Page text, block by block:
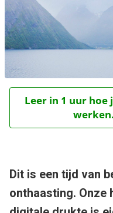
Leer in 1 uur
Dit is een tijd van
onthaasting. Onze